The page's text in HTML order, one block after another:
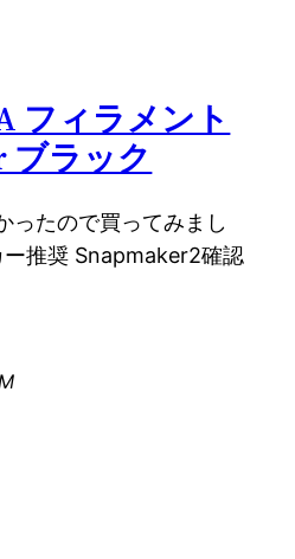
フィラメント
ラック
ったので買ってみまし
推奨 Snapmaker2確認